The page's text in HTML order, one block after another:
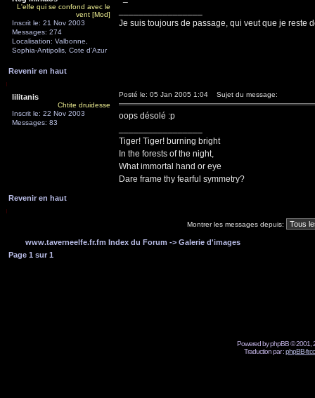
L'elfe qui se confond avec le
vent [Mod]
Inscrit le: 21 Nov 2003
Messages: 274
Localisation: Valbonne,
Sophia-Antipolis, Cote d'Azur
Je suis toujours de passage, qui veut que je reste
Revenir en haut
lilitanis
Chtite druidesse
Inscrit le: 22 Nov 2003
Messages: 83
Posté le: 05 Jan 2005 1:04 Sujet du message:
oops désolé :p
Tiger! Tiger! burning bright
In the forests of the night,
What immortal hand or eye
Dare frame thy fearful symmetry?
Revenir en haut
Montrer les messages depuis:
www.taverneelfe.fr.fm Index du Forum -> Galerie d'images
Page 1 sur1
Powered by phpBB © 2001,
Traduction par :phpBB-